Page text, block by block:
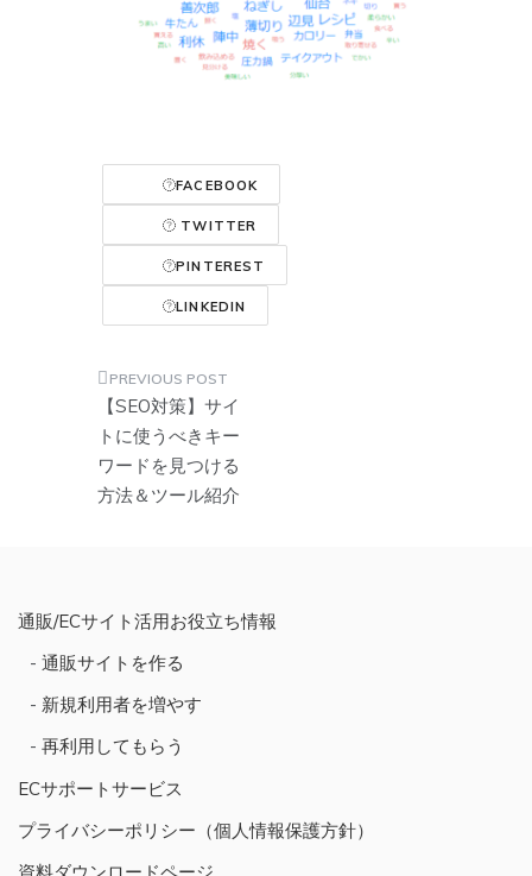
FACEBOOK
TWITTER
PINTEREST
LINKEDIN
投
稿
ナ
ビ
シ
ョ
【SEO対策】サイ
トに使うべきキー
ワードを見つける
方法＆ツール紹介
通販/ECサイト活用お役立ち情報
通販サイトを作る
新規利用者を増やす
再利用してもらう
ECサポートサービス
プライバシーポリシー（個人情報保護方針）